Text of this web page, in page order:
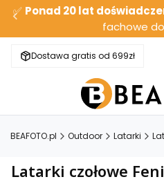
✅ Ponad 20 lat
fachowe
Dostawa gratis od 699zł
BEAFOTO.pl Outdoor Latarki
Latarki czołowe